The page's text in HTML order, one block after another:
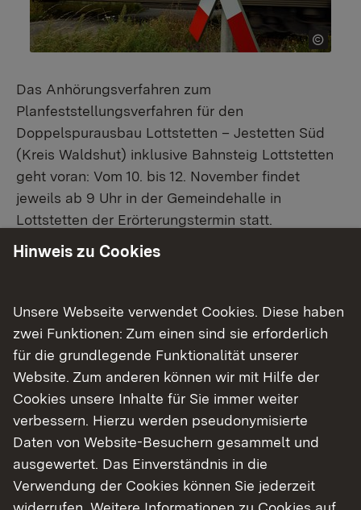
Das Anhörungsverfahren zum
Planfeststellungsverfahren für den
Doppelspurausbau Lottstetten – Jestetten Süd
(Kreis Waldshut) inklusive Bahnsteig Lottstetten
geht voran: Vom 10. bis 12. November findet
jeweils ab 9 Uhr in der Gemeindehalle in
Lottstetten der Erörterungstermin statt.
Angesichts des öffentlichen Interesses werde
Freiburg (RP).
Im Erörterungstermin werden die im Rahmen der
Anhörung eingegangenen privaten
Einwendungen wie auch die Stellungnahmen der
betroffenen Gemeinden, Fachbehörden und
Verbände mit den Schweizerischen
Bundesbahnen (SBB) als Vorhabenträgerin
besprochen. Die daraus gewonnenen
Erkenntnisse sind neben den umfassenden
Hinweis zu Cookies
Unsere Webseite verwendet Cookies. Diese haben
zwei Funktionen: Zum einen sind sie erforderlich
für die grundlegende Funktionalität unserer
Website. Zum anderen können wir mit Hilfe der
Cookies unsere Inhalte für Sie immer weiter
verbessern. Hierzu werden pseudonymisierte
Daten von Website-Besuchern gesammelt und
ausgewertet. Das Einverständnis in die
Verwendung der Cookies können Sie jederzeit